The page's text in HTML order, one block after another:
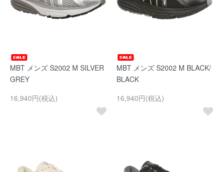
MBT メンズ S2002 M SILVER
GREY
16,940円(税込)
MBT メンズ S2002 M BLACK/
BLACK
16,940円(税込)